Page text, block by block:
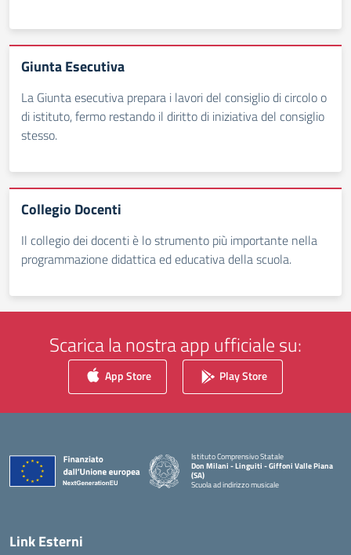
Giunta Esecutiva
La Giunta esecutiva prepara i lavori del consiglio di circolo o
di istituto, fermo restando il diritto di iniziativa del consiglio
stesso.
Collegio Docenti
Il collegio dei docenti è lo strumento più importante nella
programmazione didattica ed educativa della scuola.
Scarica la nostra app ufficiale su:
App Store Play Store
Istituto Comprensivo Statale
Don Milani - Linguiti - Giffoni Valle Piana
(SA)
Scuola ad indirizzo musicale
Link Esterni